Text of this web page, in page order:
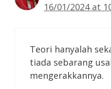
16/01/2024 at
Teori hanyalah
tiada sebarang
mengerakkannya.